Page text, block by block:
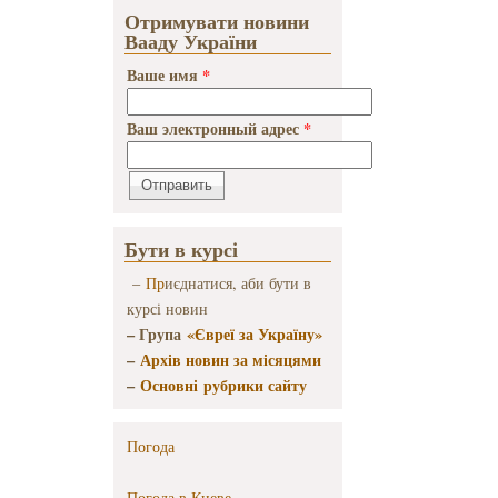
Отримувати новини
Вааду України
Ваше имя *
Ваш электронный адрес *
Бути в курсі
– Приєднатися, аби бути в
курсі новин
– Група «Євреї за Україну»
–Архів новин за місяцями
–Основні рубрики сайту
Погода